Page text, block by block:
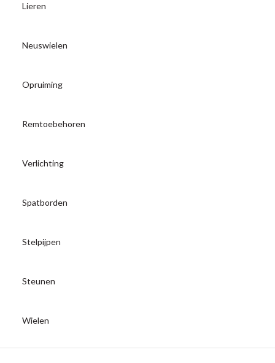
Lieren
Neuswielen
Opruiming
Remtoebehoren
Verlichting
Spatborden
Stelpijpen
Steunen
Wielen